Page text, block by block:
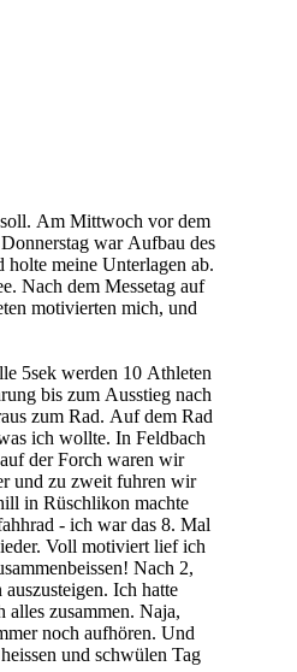
Am Mittwoch vor dem
war Aufbau des
holte meine Unterlagen ab.
Nach dem Messetag auf
motivierten mich, und
5sek werden 10 Athleten
bis zum Ausstieg nach
zum Rad. Auf dem Rad
ich wollte. In Feldbach
der Forch waren wir
und zu zweit fuhren wir
in Rüschlikon machte
- ich war das 8. Mal
Voll motiviert lief ich
Nach 2,
Ich hatte
zusammen. Naja,
noch aufhören. Und
und schwülen Tag